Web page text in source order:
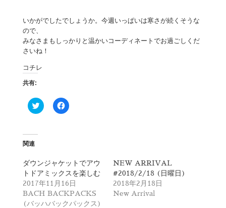
いかがでしたでしょうか。今週いっぱいは寒さが続くそうな
ので、
みなさまもしっかりと温かいコーディネートでお過ごしくだ
さいね！
コチレ
共有:
ク
リ
t
t
e
r
で
共
有
F
a
共
有
す
る
に
は
ク
関連
ダウンジャケットでアウ
トドアミックスを楽しむ
2017年11月16日
BACH BACKPACKS
(バッハバックパックス)
NEW ARRIVAL
#2018/2/18 (日曜日)
2018年2月18日
New Arrival